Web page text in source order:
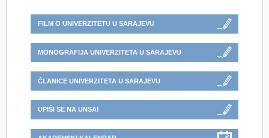
FILM O UNIVERZITETU U SARAJEVU
MONOGRAFIJA UNIVERZITETA U SARAJEVU
ČLANICE UNIVERZITETA U SARAJEVU
UPIŠI SE NA UNSA!